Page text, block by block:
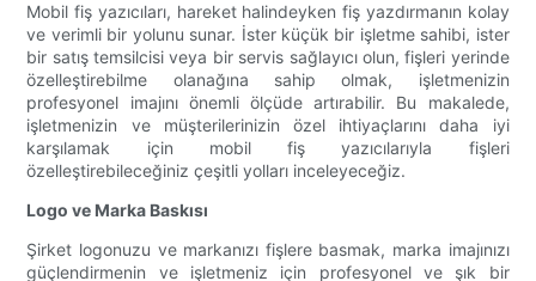
Mobil fiş yazıcıları, hareket halindeyken fiş yazdırmanın kolay
ve verimli bir yolunu sunar. İster küçük bir işletme sahibi, ister
bir satış temsilcisi veya bir servis sağlayıcı olun, fişleri yerinde
özelleştirebilme olanağına sahip olmak, işletmenizin
profesyonel imajını önemli ölçüde artırabilir. Bu makalede,
işletmenizin ve müşterilerinizin özel ihtiyaçlarını daha iyi
karşılamak için mobil fiş yazıcılarıyla fişleri
özelleştirebileceğiniz çeşitli yolları inceleyeceğiz.
Logo ve Marka Baskısı
Şirket logonuzu ve markanızı fişlere basmak, marka imajınızı
güçlendirmenin ve işletmeniz için profesyonel ve şık bir